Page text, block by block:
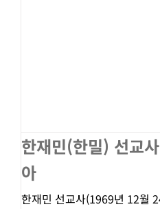
한재민(한밀) 선교
아
한재민 선교사(1969년 12월